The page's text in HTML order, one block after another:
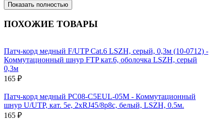
Показать полностью
ПОХОЖИЕ ТОВАРЫ
Патч-корд медный F/UTP Cat.6 LSZH, серый, 0,3м (10-0712) -
Коммутационный шнур FTP кат.6, оболочка LSZH, серый
0,3м
165 ₽
Патч-корд медный PC08-C5EUL-05M - Коммутационный
шнур U/UTP, кат. 5е, 2xRJ45/8p8c, белый, LSZH, 0.5м.
165 ₽